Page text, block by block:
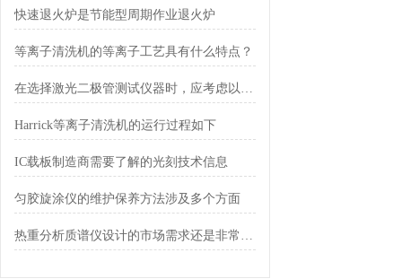
快速退火炉是节能型周期作业退火炉
等离子清洗机的等离子工艺具有什么特点？
在选择激光二极管测试仪器时，应考虑以下因素
Harrick等离子清洗机的运行过程如下
IC载板制造商需要了解的光刻技术信息
匀胶旋涂仪的维护保养方法涉及多个方面
热重分析质谱仪设计的市场需求还是非常大的